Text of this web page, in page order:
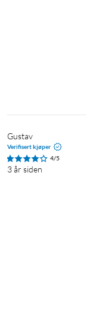
velegnet til
styre musikk og
Kan kobles til
med Lightspeed-
Gustav
Verifisert kjøper
4/5
3 år siden